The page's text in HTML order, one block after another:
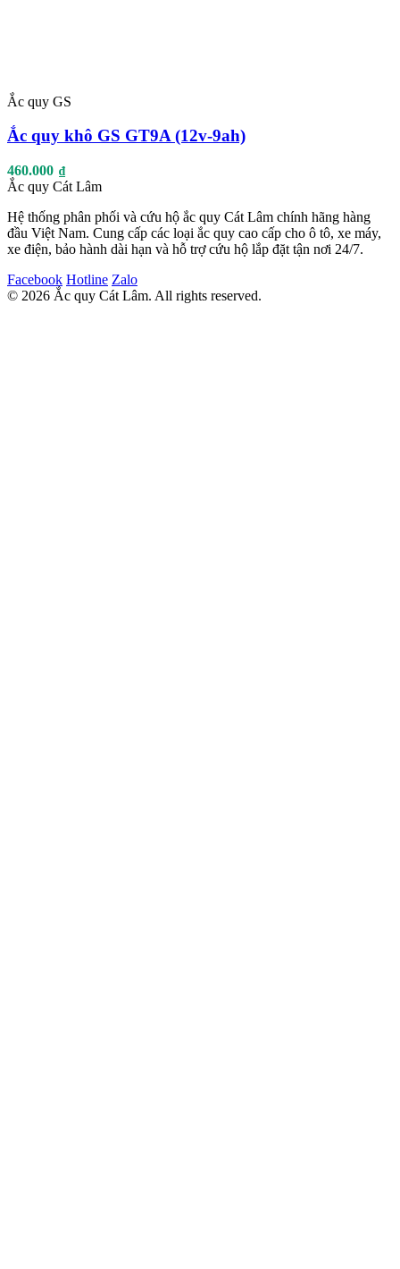
Ắc quy GS
Ắc quy khô GS GT9A (12v-9ah)
460.000 ₫
Ắc quy Cát Lâm
Hệ thống phân phối và cứu hộ ắc quy Cát Lâm chính hãng hàng
đầu Việt Nam. Cung cấp các loại ắc quy cao cấp cho ô tô, xe máy,
xe điện, bảo hành dài hạn và hỗ trợ cứu hộ lắp đặt tận nơi 24/7.
Facebook Hotline Zalo
© 2026 Ắc quy Cát Lâm. All rights reserved.